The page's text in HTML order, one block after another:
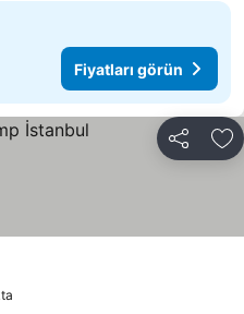
Fiyatları görün
Paylaş